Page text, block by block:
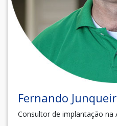
Fernando
Consultor de implantação na